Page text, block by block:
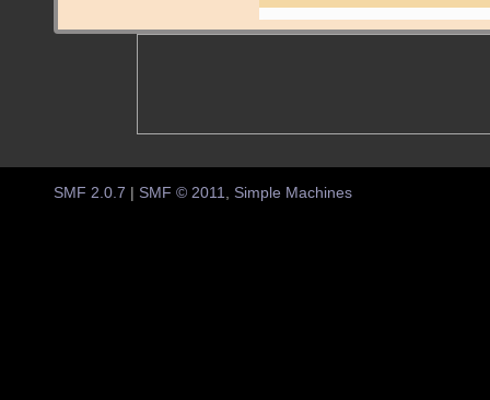
SMF 2.0.7 SMF © 2011, Simple Machines